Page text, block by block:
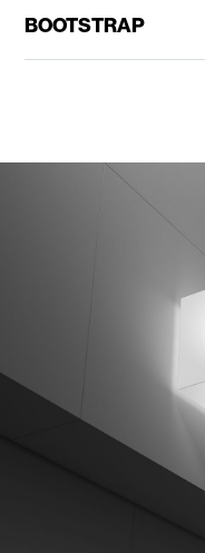
BOOTSTRAP